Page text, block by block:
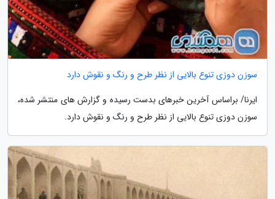
سوزن دوزی تنوع بالایی از نظر طرح و رنگ و نقوش دارد
ایرنا/ براساس آخرین خبرهای بدست رسیده و گزارش های منتشر شده،
سوزن دوزی تنوع بالایی از نظر طرح و رنگ و نقوش دارد.